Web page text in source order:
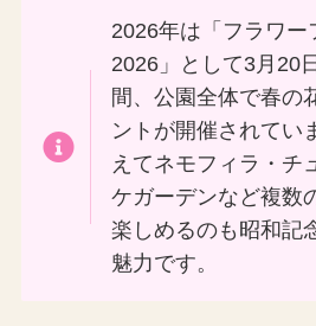
2026年は「フラワー
2026」として3月20
間、公園全体で春の
ントが開催されてい
えてネモフィラ・チ
ケガーデンなど複数
楽しめるのも昭和記
魅力です。